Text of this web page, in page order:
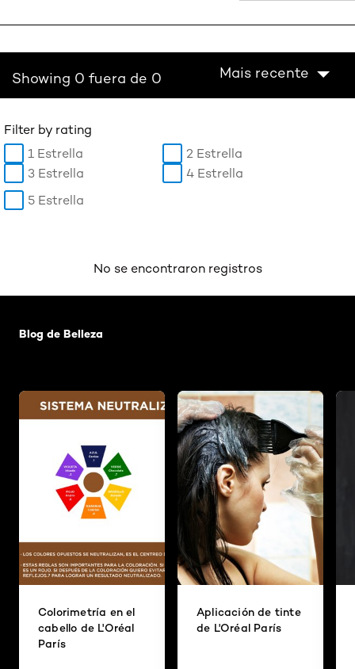
Showing 0 fuera de 0 Mais recente
Filter by rating
1 Estrella
2 Estrella
3 Estrella
4 Estrella
5 Estrella
No se encontraron registros
Blog de Belleza
Colorimetría en el
cabello de L'Oréal
París
Aplicación de tinte
de L'Oréal París